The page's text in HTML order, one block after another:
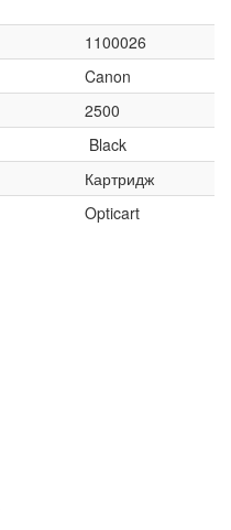
1100026
Canon
2500
Black
Картридж
Opticart